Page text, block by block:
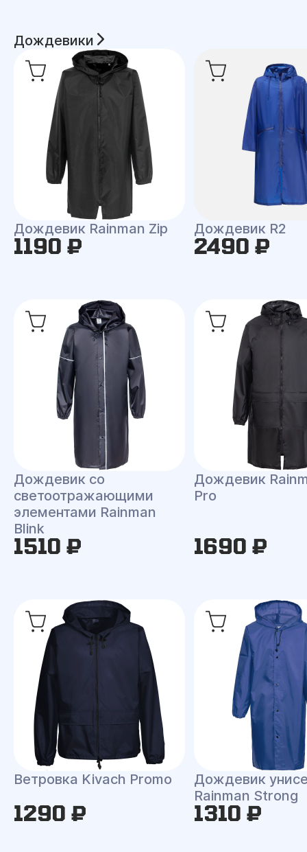
Дождевики
Дождевик Rainman Zip
1190 ₽
Дождевик R2
2490 ₽
Дождевик со
светоотражающими
элементами Rainman
Blink
1510 ₽
Дождевик
Pro
1690 ₽
Ветровка Kivach Promo
1290 ₽
Дождевик
Rainman Strong
1310 ₽